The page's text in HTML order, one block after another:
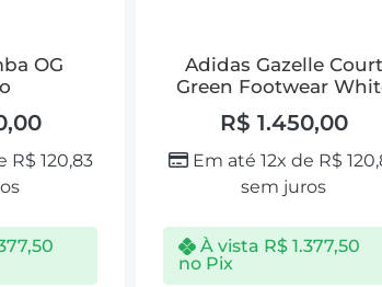
OG
R$ 120,83
Adidas Gazelle Court
Green Footwear
R$ 1.450,00
Em até 12x de R$
sem juros
À vista R$1.377,50
no Pix